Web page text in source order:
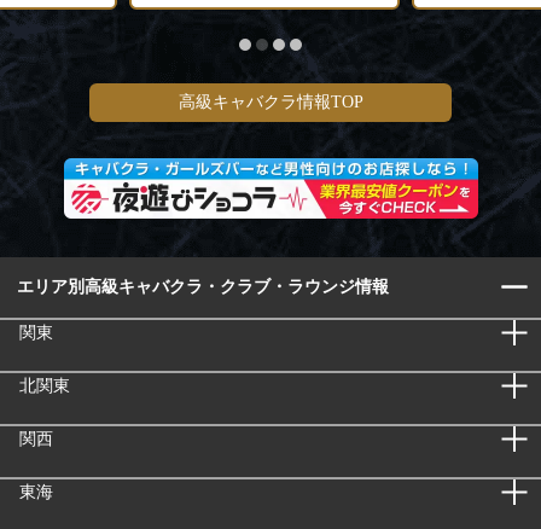
高級キャバクラ情報TOP
エリア別高級キャバクラ・クラブ・ラウンジ情報
関東
北関東
関西
東海